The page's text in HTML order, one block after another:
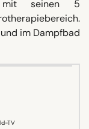
mit seinen 5
im Dampfbad
TV